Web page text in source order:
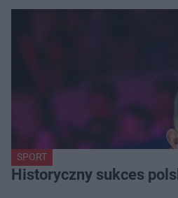
SPORT
Historyczny sukces